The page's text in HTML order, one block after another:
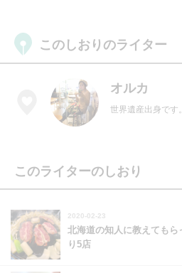
このしおりのライター
オルカ
世界遺産出身です。
このライターのしおり
2020-02-23
北海道の知人に教えても
り5店